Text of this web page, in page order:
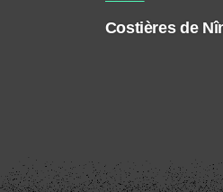
Costières de